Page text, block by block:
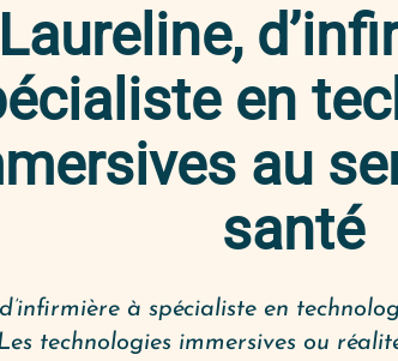
Laureline,
en
au
santé
à spécialiste en
technologies immersives ou